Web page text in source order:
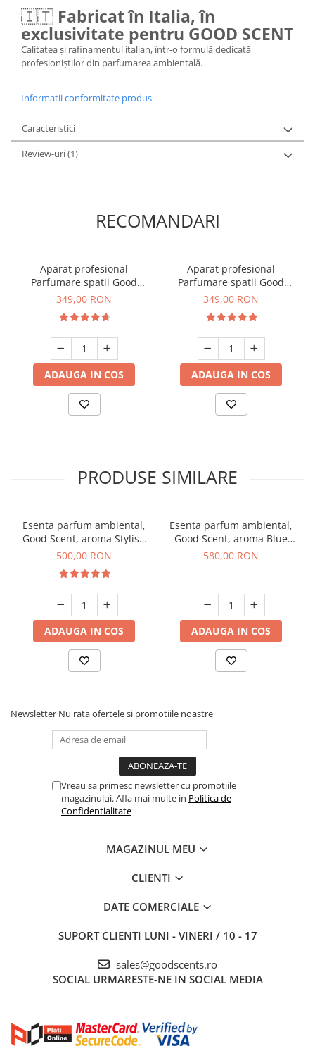
🇮🇹 Fabricat în Italia, în
exclusivitate pentru GOOD SCENT
Calitatea și rafinamentul italian, într-o formulă dedicată
profesioniștilor din parfumarea ambientală.
Informatii conformitate produs
Caracteristici
Review-uri(1)
RECOMANDARI
Aparat profesional
Parfumare spatii Good
Scent GS 100, culoare alba
349,00 RON
ADAUGA IN COS
Aparat profesional
Parfumare spatii Good
Scent GS 100, culoare alb si
349,00 RON
ADAUGA IN COS
PRODUSE SIMILARE
Esenta parfum ambiental,
Good Scent, aroma Stylish
Boss, 1 Kg
500,00 RON
ADAUGA IN COS
Esenta parfum ambiental,
Good Scent, aroma Blue
Chanell, 1 Kg
580,00 RON
ADAUGA IN COS
Newsletter Nu rata ofertele si promotiile noastre
Vreau sa primesc newsletter cu promotiile
magazinului. Afla mai multe in Politica de
Confidentialitate
MAGAZINUL MEU
CLIENTI
DATE COMERCIALE
SUPORT CLIENTI LUNI - VINERI / 10 - 17
sales@goodscents.ro
SOCIAL URMARESTE-NE IN SOCIAL MEDIA